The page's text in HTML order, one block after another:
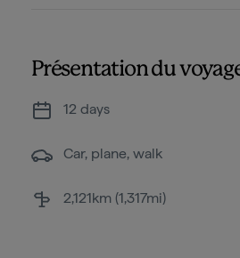
Présentation du
12 days
Car, plane, walk
2,121km (1,317mi)